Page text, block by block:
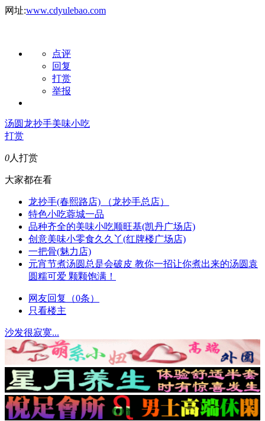
网址:www.cdyulebao.com
点评
回复
打赏
举报
汤圆龙抄手美味小吃
打赏
0人打赏
大家都在看
龙抄手(春熙路店) （龙抄手总店）
特色小吃蓉城一品
品种齐全的美味小吃顺旺基(凯丹广场店)
创意美味小零食久久丫(红牌楼广场店)
一把骨(魅力店)
元宵节煮汤圆总是会破皮 教你一招让你煮出来的汤圆袁
圆糯可爱 颗颗饱满！
网友回复（0条）
只看楼主
沙发很寂寞...